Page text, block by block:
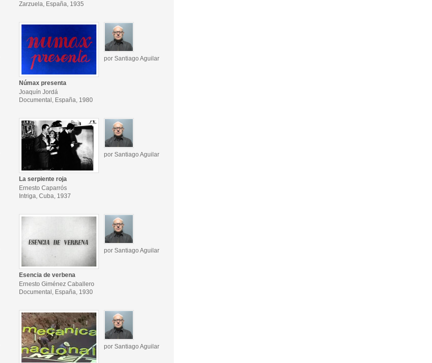
Zarzuela, España, 1935
por Santiago Aguilar
Númax presenta
Joaquín Jordá
Documental, España, 1980
por Santiago Aguilar
La serpiente roja
Ernesto Caparrós
Intriga, Cuba, 1937
por Santiago Aguilar
Esencia de verbena
Ernesto Giménez Caballero
Documental, España, 1930
por Santiago Aguilar